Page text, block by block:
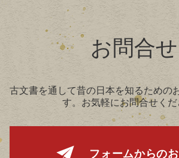
お問合せ
古文書を通して昔の日本を知るための
す。お気軽にお問合せくだ
フォームからの